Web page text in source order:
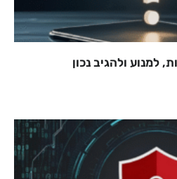
למנוע ולהגיב נכון